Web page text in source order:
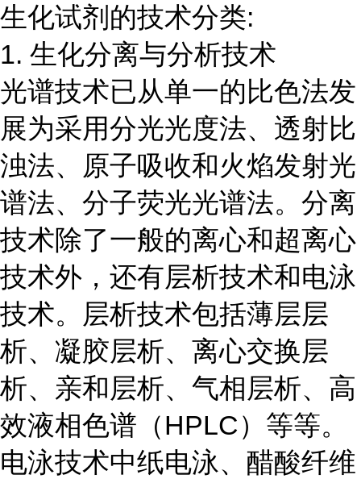
生化试剂的技术分类:
1. 生化分离与分析技术
光谱技术已从单一的比色法发
展为采用分光光度法、透射比
浊法、原子吸收和火焰发射光
谱法、分子荧光光谱法。分离
技术除了一般的离心和超离心
技术外，还有层析技术和电泳
技术。层析技术包括薄层层
析、凝胶层析、离心交换层
析、亲和层析、气相层析、高
效液相色谱（HPLC）等等。
电泳技术中纸电泳、醋酸纤维